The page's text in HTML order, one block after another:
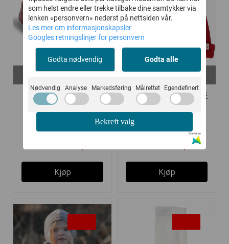
På lager i
WHEAT BALLERINA
SKO ROSEN
Kjøp
GULLKORN NISSELUE
ENO DYP RØD
Kjøp
som helst endre eller trekke tilbake dine samtykker via
lenken «personvern» nederst på nettsiden vår.
Les mer om informasjonskapsler
Googles retningslinjer for personvern
Godta nødvendig Godta alle
Nødvendig Analyse Markedsføring Målrettet Egendefinert
Bekreft valg
Drevet av